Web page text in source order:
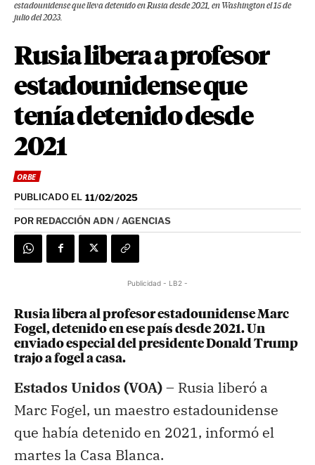
estadounidense que lleva detenido en Rusia desde 2021, en Washington el 15 de
julio del 2023.
Rusia libera a profesor
estadounidense que
tenía detenido desde
2021
ORBE
PUBLICADO EL 11/02/2025
POR REDACCIÓN ADN / AGENCIAS
Publicidad - LB2 -
Rusia libera al profesor estadounidense Marc
Fogel, detenido en ese país desde 2021. Un
enviado especial del presidente Donald Trump
trajo a fogel a casa.
Estados Unidos (VOA) – Rusia liberó a
Marc Fogel, un maestro estadounidense
que había detenido en 2021, informó el
martes la Casa Blanca.